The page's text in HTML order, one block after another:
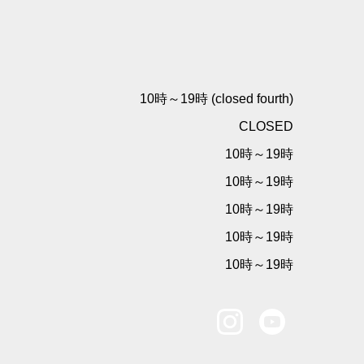
10時～19時 (closed fourth)
CLOSED
10時～19時
10時～19時
10時～19時
10時～19時
10時～19時